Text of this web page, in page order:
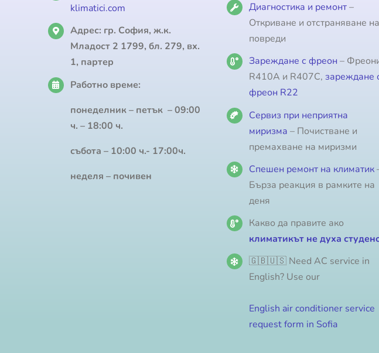
klimatici.com
Адрес: гр. София, ж.к.
Младост 2 1799, бл. 279, вх.
1, партер
Работно време:
понеделник – петък – 09:00
ч. – 18:00 ч.
събота – 10:00 ч.- 17:00ч.
неделя – почивен
Диагностика и ремонт–
Откриване и отстраняване на
повреди
Зареждане с фреон –
R410A и R407C, зареждане
фреон R22
Сервиз при неприятна
миризма – Почистване и
премахване на миризми
Спешен ремонт на климатик
Бърза реакция в рамките на
деня
Какво да правите ако
климатикът не духа
🇬🇧🇺🇸 Need AC service in
English? Use our
English air conditioner service
request form in Sofia